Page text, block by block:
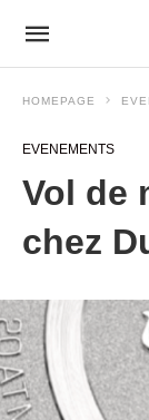
HOMEPAGE
EVENEMENTS
Vol de
chez